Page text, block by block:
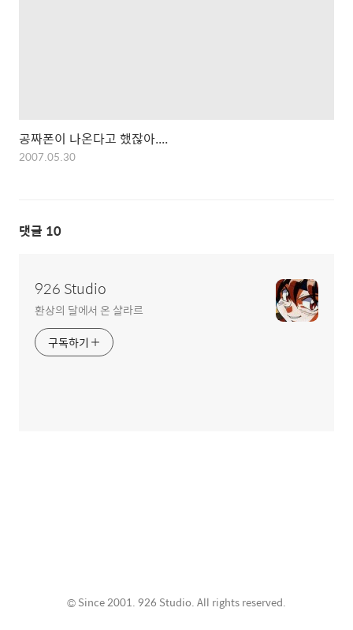
공짜폰이 나온다고 했잖아....
2007.05.30
댓글 10
926 Studio
환상의 달에서 온 샬라르
구독하기
© Since 2001. 926 Studio. All rights reserved.